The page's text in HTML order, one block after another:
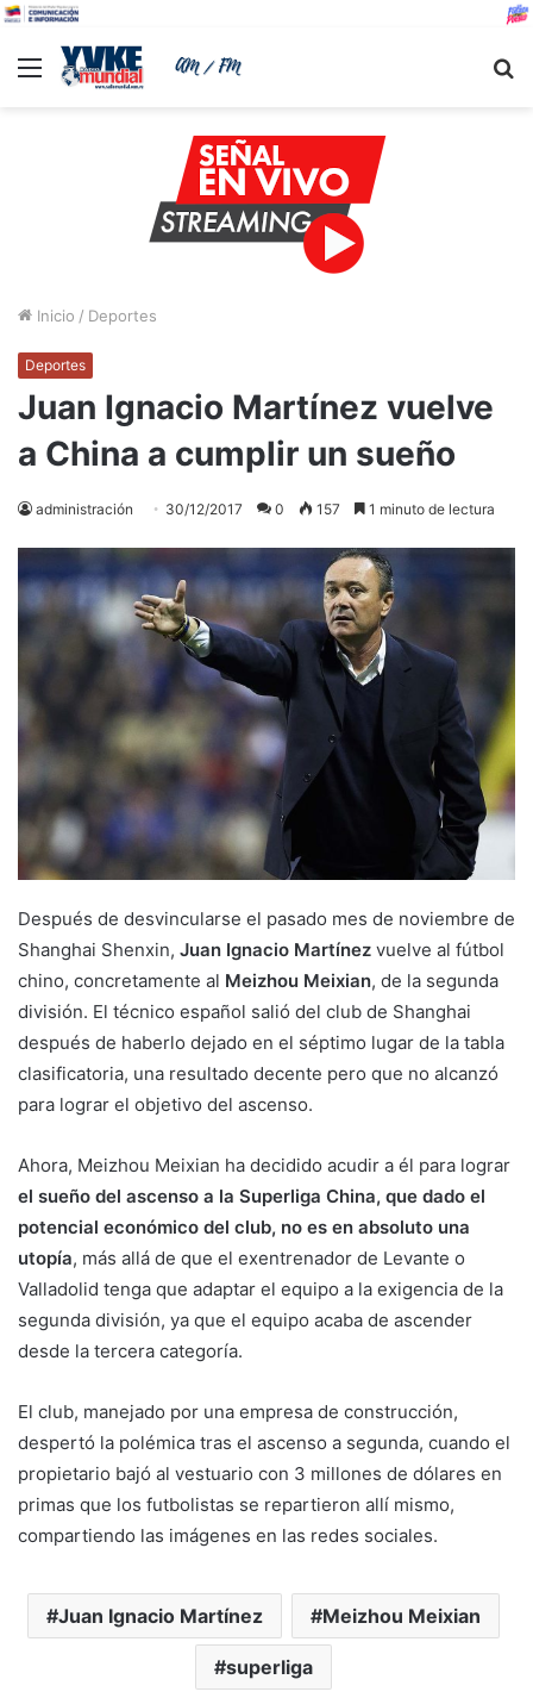
Menu
Inicio / Deportes
Deportes
Juan Ignacio Martínez vuelve
a China a cumplir un sueño
administración 30/12/2017 0 157 1 minuto de lectura
Después de desvincularse el pasado mes de noviembre de
Shanghai Shenxin, Juan Ignacio Martínez vuelve al fútbol
chino, concretamente al Meizhou Meixian, de la segunda
división. El técnico español salió del club de Shanghai
después de haberlo dejado en el séptimo lugar de la tabla
clasificatoria, una resultado decente pero que no alcanzó
para lograr el objetivo del ascenso.
Ahora, Meizhou Meixian ha decidido acudir a él para lograr
el sueño del ascenso a la Superliga China, que dado el
potencial económico del club, no es en absoluto una
utopía, más allá de que el exentrenador de Levante o
Valladolid tenga que adaptar el equipo a la exigencia de la
segunda división, ya que el equipo acaba de ascender
desde la tercera categoría.
El club, manejado por una empresa de construcción,
despertó la polémica tras el ascenso a segunda, cuando el
propietario bajó al vestuario con 3 millones de dólares en
primas que los futbolistas se repartieron allí mismo,
compartiendo las imágenes en las redes sociales.
Juan Ignacio Martínez Meizhou Meixian
superliga